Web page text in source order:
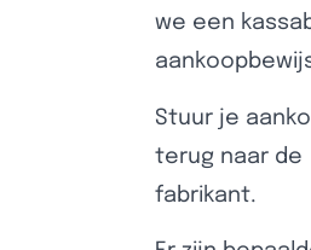
we een
Stuur je
terug naar de
fabrikant.